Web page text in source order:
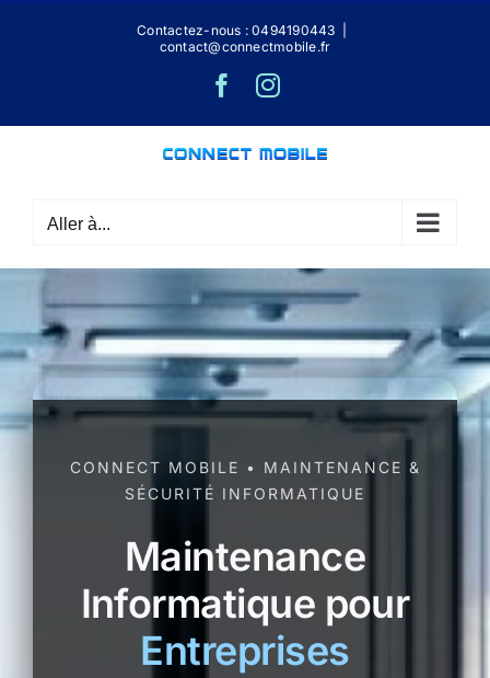
Contactez-nous : 0494190443
contact@connectmobile.fr
FacebookInstagram
Aller à...
CONNECT MOBILE • MAINTENANCE &
SÉCURITÉ INFORMATIQUE
Maintenance
Informatique pour
Entreprises